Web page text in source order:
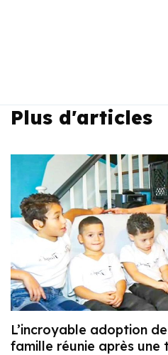
Plus d'articles
L’incroyable adoption
famille réunie après une